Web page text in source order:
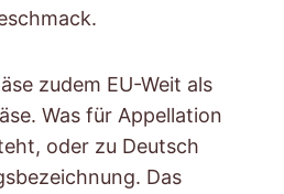
zudem EU-Weit als
Was für Appellation
oder zu Deutsch
Das